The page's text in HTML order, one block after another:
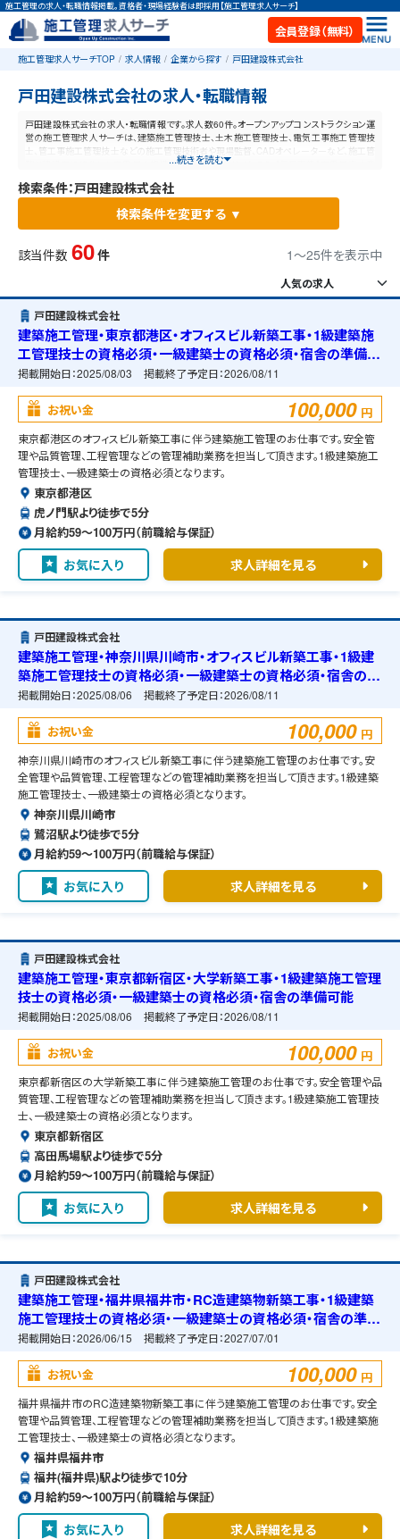
施工管理の求人・転職情報掲載。資格者・現場経験者は即採用【施工管理求人サーチ】
会員登録（無料）
施工管理求人サーチTOP 求人情報 企業から探す 戸田建設株式会社
戸田建設株式会社の求人・転職情報
戸田建設株式会社の求人・転職情報です。求人数60件。オープンアップコンストラクション運
営の施工管理求人サーチは、建築施工管理技士、土木施工管理技士、電気工事施工管理技
士、管工事施工管理技士などの施工管理技術者や現場監督、CADオペレーターなど、施工管
理と建設業に特化した業界最大規模の求人ポータルサイトです。【毎日更新】業界最高水準
...続きを読む
検索条件：戸田建設株式会社
検索条件を変更する ▼
該当件数 60 件 1〜25件を表示中
戸田建設株式会社
建築施工管理・東京都港区・オフィスビル新築工事・1級建築施
工管理技士の資格必須・一級建築士の資格必須・宿舎の準備可
能
掲載開始日：2025/08/03 掲載終了予定日：2026/08/11
お祝い金 100,000 円
東京都港区のオフィスビル新築工事に伴う建築施工管理のお仕事です。安全管
理や品質管理、工程管理などの管理補助業務を担当して頂きます。1級建築施工
管理技士、一級建築士の資格必須となります。
東京都港区
虎ノ門駅より徒歩で5分
月給約59〜100万円（前職給与保証）
お気に入り 求人詳細を見る
戸田建設株式会社
建築施工管理・神奈川県川崎市・オフィスビル新築工事・1級建
築施工管理技士の資格必須・一級建築士の資格必須・宿舎の準
備可能
掲載開始日：2025/08/06 掲載終了予定日：2026/08/11
お祝い金 100,000 円
神奈川県川崎市のオフィスビル新築工事に伴う建築施工管理のお仕事です。安
全管理や品質管理、工程管理などの管理補助業務を担当して頂きます。1級建築
施工管理技士、一級建築士の資格必須となります。
神奈川県川崎市
鷺沼駅より徒歩で5分
月給約59〜100万円（前職給与保証）
お気に入り 求人詳細を見る
戸田建設株式会社
建築施工管理・東京都新宿区・大学新築工事・1級建築施工管理
技士の資格必須・一級建築士の資格必須・宿舎の準備可能
掲載開始日：2025/08/06 掲載終了予定日：2026/08/11
お祝い金 100,000 円
東京都新宿区の大学新築工事に伴う建築施工管理のお仕事です。安全管理や品
質管理、工程管理などの管理補助業務を担当して頂きます。1級建築施工管理技
士、一級建築士の資格必須となります。
東京都新宿区
高田馬場駅より徒歩で5分
月給約59〜100万円（前職給与保証）
お気に入り 求人詳細を見る
戸田建設株式会社
建築施工管理・福井県福井市・RC造建築物新築工事・1級建築
施工管理技士の資格必須・一級建築士の資格必須・宿舎の準備
可能
掲載開始日：2026/06/15 掲載終了予定日：2027/07/01
お祝い金 100,000 円
福井県福井市のRC造建築物新築工事に伴う建築施工管理のお仕事です。安全
管理や品質管理、工程管理などの管理補助業務を担当して頂きます。1級建築施
工管理技士、一級建築士の資格必須となります。
福井県福井市
福井(福井県)駅より徒歩で10分
月給約59〜100万円（前職給与保証）
お気に入り 求人詳細を見る